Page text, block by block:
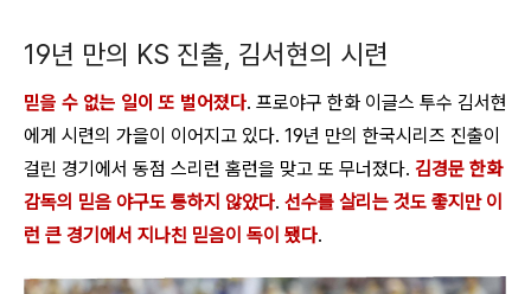
19년 만의 KS 진출, 김서현의 시련
믿을 수 없는 일이 또 벌어졌다. 프로야구 한화 이글스 투수 김서현
에게 시련의 가을이 이어지고 있다. 19년 만의 한국시리즈 진출이
걸린 경기에서 동점 스리런 홈런을 맞고 또 무너졌다. 김경문 한화
감독의 믿음 야구도 통하지 않았다. 선수를 살리는 것도 좋지만 이
런 큰 경기에서 지나친 믿음이 독이 됐다.